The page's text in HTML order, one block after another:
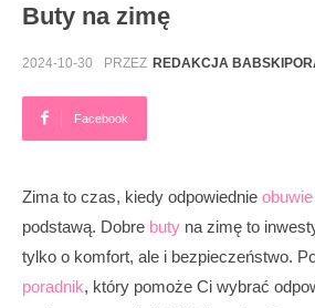
Buty na zimę
2024-10-30 PRZEZ REDAKCJA
Facebook
Zima to czas, kiedy odpowiednie obuwie
podstawą. Dobre buty na zimę to
tylko o komfort, ale i bezpieczeństwo.
poradnik, który pomoże Ci wybrać